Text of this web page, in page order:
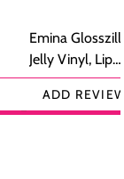
Emina
Jelly Vinyl, Lip
Cream Glossy
Ringan
ADD